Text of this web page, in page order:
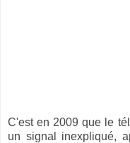
C'est en 2009 que le
un signal inexpliqué,